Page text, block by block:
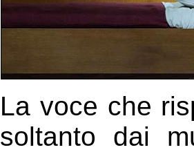
La voce che
soltanto dai